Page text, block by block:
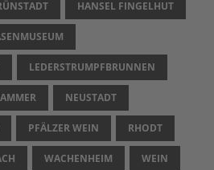
HANSEL FINGELHUT
LEDERSTRUMPFBRUNNEN
NEUSTADT
PFÄLZER WEIN RHODT
WACHENHEIM WEIN